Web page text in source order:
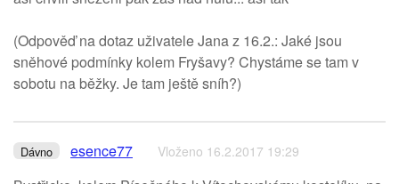
(Odpověď na dotaz uživatele Jana z 16.2.: Jaké jsou
sněhové podmínky kolem Fryšavy? Chystáme se tam v
sobotu na běžky. Je tam ještě sníh?)
Dávno esence77 Vloženo 16.2.2017 19:29